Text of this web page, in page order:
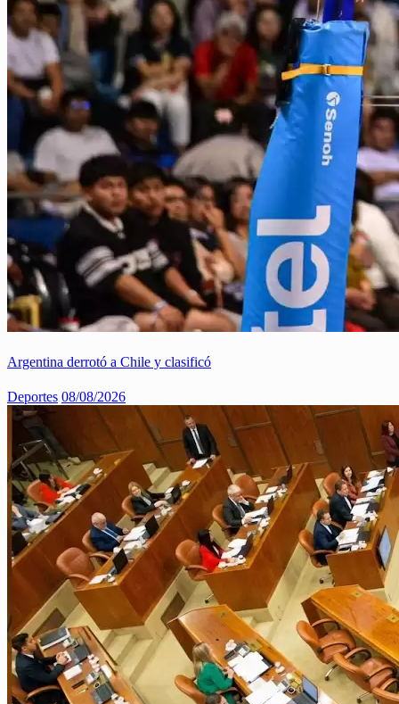
Argentina derrotó a Chile y clasificó
Deportes 08/08/2026